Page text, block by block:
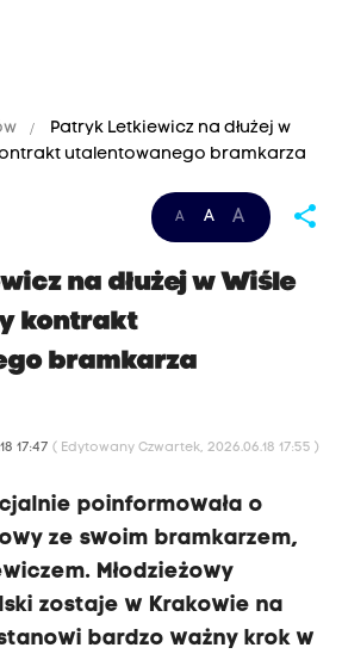
Patryk Letkiewicz na dłużej w
utalentowanego bramkarza
A A A share
na dłużej w Wiśle
kontrakt
bramkarza
17:47 ( Edytowany Czwartek, 2026.06.18 17:55 )
poinformowała o
ze swoim bramkarzem,
Młodzieżowy
zostaje w Krakowie na
bardzo ważny krok w